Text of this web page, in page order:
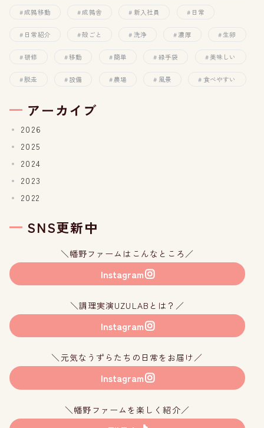
成鶉移動 成鶉舎 新入社員 日常
日常紹介 殻ごと 洗浄 濃厚 生卵
研修 移動 簡単 緑手袋 美味しい
脱走 設備 農場 風景 食べやすい
アーカイブ
2026
2025
2024
2023
2022
SNS更新中
＼幡野ファームはこんなところ／
Instagram
＼調理実演UZULABとは？／
Instagram
＼元気なうずらたちの日常をお届け／
Instagram
＼幡野ファームを楽しく紹介／